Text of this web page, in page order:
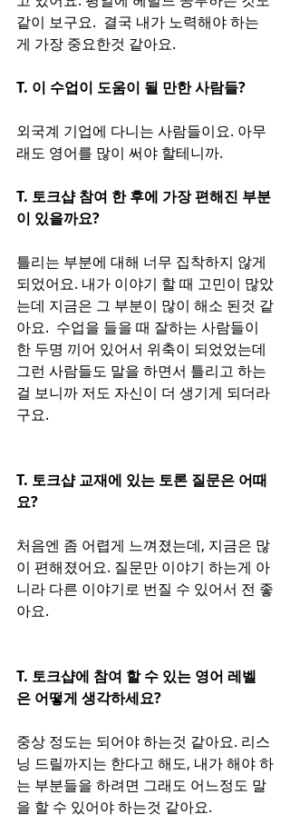
같이 보구요.  결국 내가 노력해야 하는
게 가장 중요한것 같아요.
T. 이 수업이 도움이 될 만한 사람들?
외국계 기업에 다니는 사람들이요. 아무
래도 영어를 많이 써야 할테니까.
T. 토크샵 참여 한 후에 가장 편해진 부분
이 있을까요?
틀리는 부분에 대해 너무 집착하지 않게
되었어요. 내가 이야기 할 때 고민이 많았
는데 지금은 그 부분이 많이 해소 된것 같
아요.  수업을 들을 때 잘하는 사람들이
한 두명 끼어 있어서 위축이 되었었는데
그런 사람들도 말을 하면서 틀리고 하는
걸 보니까 저도 자신이 더 생기게 되더라
구요.
T. 토크샵 교재에 있는 토론 질문은 어때
요?
처음엔 좀 어렵게 느껴졌는데, 지금은 많
이 편해졌어요. 질문만 이야기 하는게 아
니라 다른 이야기로 번질 수 있어서 전 좋
아요.
T. 토크샵에 참여 할 수 있는 영어 레벨
은 어떻게 생각하세요?
중상 정도는 되어야 하는것 같아요. 리스
닝 드릴까지는 한다고 해도, 내가 해야 하
는 부분들을 하려면 그래도 어느정도 말
을 할 수 있어야 하는것 같아요.